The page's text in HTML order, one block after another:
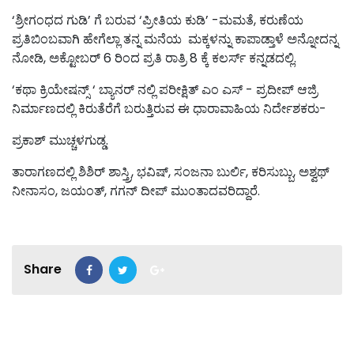
‘ಶ್ರೀಗಂಧದ ಗುಡಿ’ ಗೆ ಬರುವ ‘ಪ್ರೀತಿಯ ಕುಡಿ’ -ಮಮತೆ, ಕರುಣೆಯ
ಪ್ರತಿಬಿಂಬವಾಗಿ ಹೇಗೆಲ್ಲಾ ತನ್ನ ಮನೆಯ ಮಕ್ಕಳನ್ನು ಕಾಪಾಡ್ತಾಳೆ ಅನ್ನೋದನ್ನ
ನೋಡಿ, ಅಕ್ಟೋಬರ್ 6 ರಿಂದ ಪ್ರತಿ ರಾತ್ರಿ 8 ಕ್ಕೆ ಕಲರ್ಸ್ ಕನ್ನಡದಲ್ಲಿ.
‘ಕಥಾ ಕ್ರಿಯೇಷನ್ಸ್ ‘ ಬ್ಯಾನರ್ ನಲ್ಲಿ ಪರೀಕ್ಷಿತ್ ಎಂ ಎಸ್ - ಪ್ರದೀಪ್ ಆಜ್ರಿ
ನಿರ್ಮಾಣದಲ್ಲಿ ಕಿರುತೆರೆಗೆ ಬರುತ್ತಿರುವ ಈ ಧಾರಾವಾಹಿಯ ನಿರ್ದೇಶಕರು-
ಪ್ರಕಾಶ್ ಮುಚ್ಚಳಗುಡ್ಡ.
ತಾರಾಗಣದಲ್ಲಿ ಶಿಶಿರ್ ಶಾಸ್ತ್ರಿ, ಭವಿಷ್, ಸಂಜನಾ ಬುರ್ಲಿ, ಕರಿಸುಬ್ಬು, ಅಶ್ವಥ್
ನೀನಾಸಂ, ಜಯಂತ್, ಗಗನ್ ದೀಪ್ ಮುಂತಾದವರಿದ್ದಾರೆ.
Share